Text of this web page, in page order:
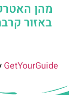
מהן
באזור
GetYourGuide